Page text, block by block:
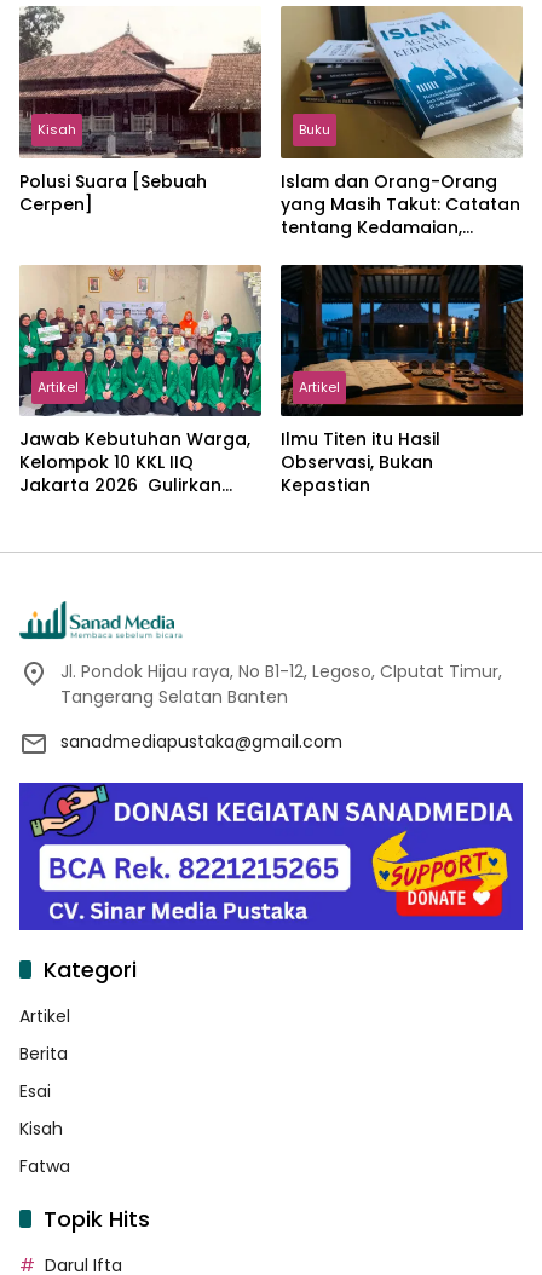
Jonggol
Kisah
Polusi Suara [Sebuah
Cerpen]
Buku
Islam dan Orang-Orang
yang Masih Takut: Catatan
tentang Kedamaian,
dalam Pemikiran Masykuri
Abdillah
Artikel
Jawab Kebutuhan Warga,
Kelompok 10 KKL IIQ
Jakarta 2026 Gulirkan
Artikel
Ilmu Titen itu Hasil
Observasi, Bukan
Kepastian
Jl. Pondok Hijau raya, No B1-12, Legoso, CIputat Timur,
Tangerang Selatan Banten
sanadmediapustaka@gmail.com
Kategori
Artikel
Berita
Esai
Kisah
Fatwa
Topik Hits
Darul Ifta